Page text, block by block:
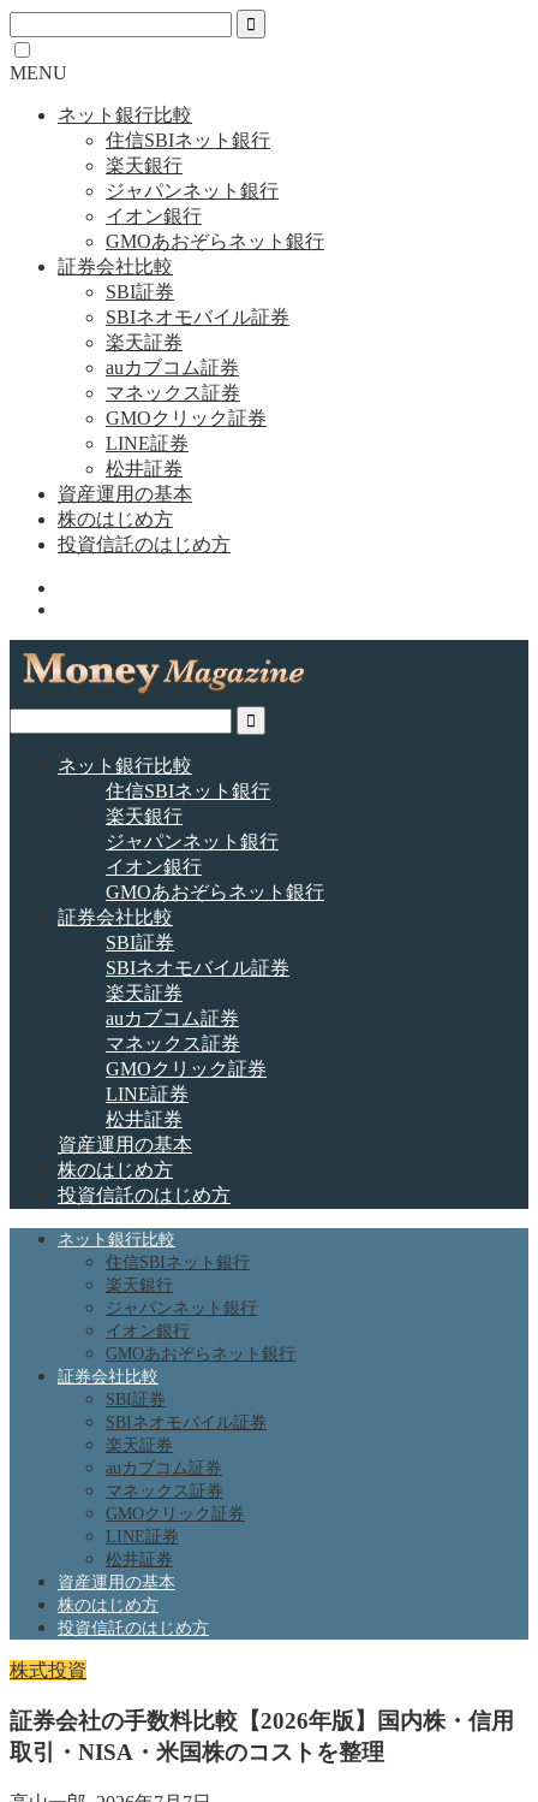
MENU
ネット銀行比較
住信SBIネット銀行
楽天銀行
ジャパンネット銀行
イオン銀行
GMOあおぞらネット銀行
証券会社比較
SBI証券
SBIネオモバイル証券
楽天証券
auカブコム証券
マネックス証券
GMOクリック証券
LINE証券
松井証券
資産運用の基本
株のはじめ方
投資信託のはじめ方
ネット銀行比較
住信SBIネット銀行
楽天銀行
ジャパンネット銀行
イオン銀行
GMOあおぞらネット銀行
証券会社比較
SBI証券
SBIネオモバイル証券
楽天証券
auカブコム証券
マネックス証券
GMOクリック証券
LINE証券
松井証券
資産運用の基本
株のはじめ方
投資信託のはじめ方
ネット銀行比較
住信SBIネット銀行
楽天銀行
ジャパンネット銀行
イオン銀行
GMOあおぞらネット銀行
証券会社比較
SBI証券
SBIネオモバイル証券
楽天証券
auカブコム証券
マネックス証券
GMOクリック証券
LINE証券
松井証券
資産運用の基本
株のはじめ方
投資信託のはじめ方
株式投資
証券会社の手数料比較【2026年版】国内株・信用
取引・NISA・米国株のコストを整理